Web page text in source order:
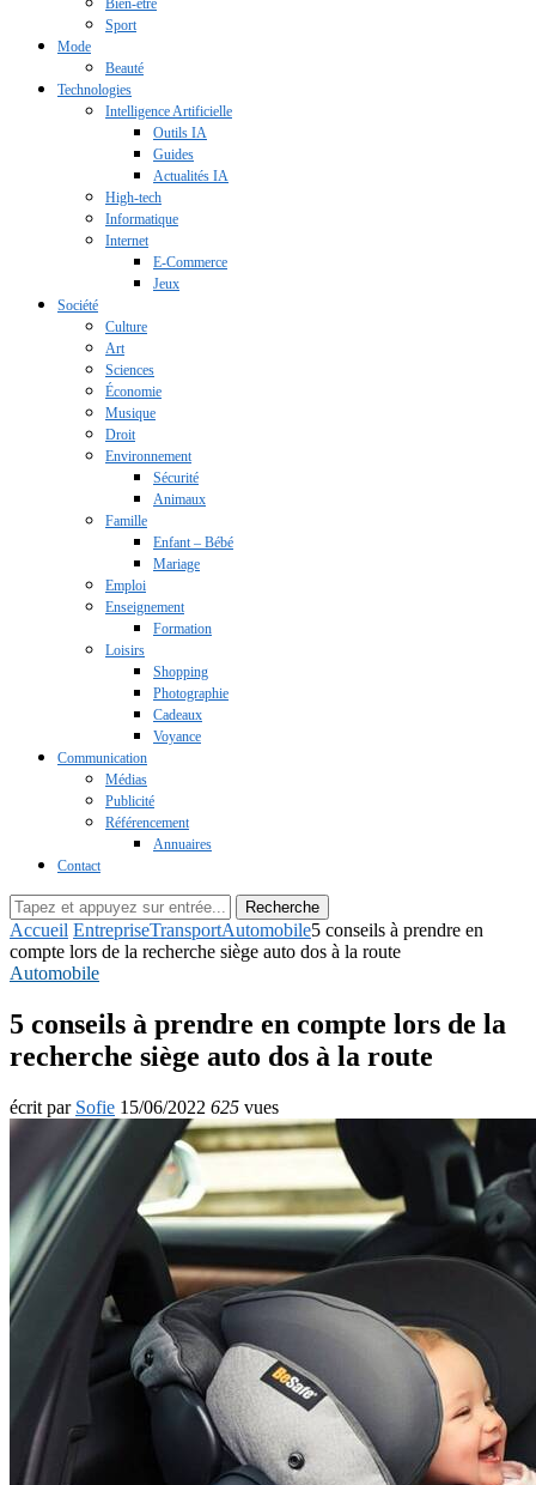
Bien-être
Sport
Mode
Beauté
Technologies
Intelligence Artificielle
Outils IA
Guides
Actualités IA
High-tech
Informatique
Internet
E-Commerce
Jeux
Société
Culture
Art
Sciences
Économie
Musique
Droit
Environnement
Sécurité
Animaux
Famille
Enfant – Bébé
Mariage
Emploi
Enseignement
Formation
Loisirs
Shopping
Photographie
Cadeaux
Voyance
Communication
Médias
Publicité
Référencement
Annuaires
Contact
Recherche
Accueil EntrepriseTransportAutomobile5 conseils à prendre en
compte lors de la recherche siège auto dos à la route
Automobile
5 conseils à prendre en compte lors de la
recherche siège auto dos à la route
écrit par Sofie 15/06/2022 625 vues